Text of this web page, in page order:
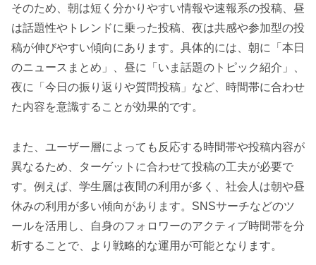
そのため、朝は短く分かりやすい情報や速報系の投稿、昼
は話題性やトレンドに乗った投稿、夜は共感や参加型の投
稿が伸びやすい傾向にあります。具体的には、朝に「本日
のニュースまとめ」、昼に「いま話題のトピック紹介」、
夜に「今日の振り返りや質問投稿」など、時間帯に合わせ
た内容を意識することが効果的です。
また、ユーザー層によっても反応する時間帯や投稿内容が
異なるため、ターゲットに合わせて投稿の工夫が必要で
す。例えば、学生層は夜間の利用が多く、社会人は朝や昼
休みの利用が多い傾向があります。SNSサーチなどのツ
ールを活用し、自身のフォロワーのアクティブ時間帯を分
析することで、より戦略的な運用が可能となります。